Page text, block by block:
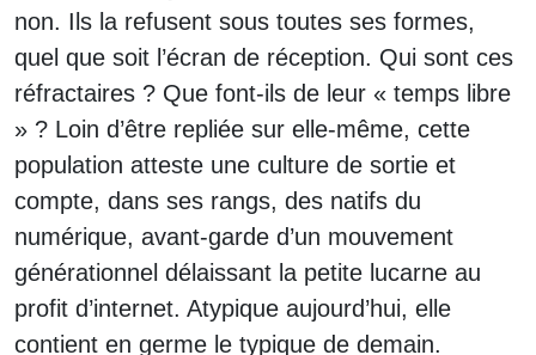
non. Ils la refusent sous toutes ses formes,
quel que soit l’écran de réception. Qui sont ces
réfractaires ? Que font-ils de leur « temps libre
» ? Loin d’être repliée sur elle-même, cette
population atteste une culture de sortie et
compte, dans ses rangs, des natifs du
numérique, avant-garde d’un mouvement
générationnel délaissant la petite lucarne au
profit d’internet. Atypique aujourd’hui, elle
contient en germe le typique de demain.